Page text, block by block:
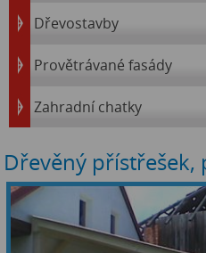
Dřevostavby
Provětrávané fasády
Zahradní chatky
Dřevěný